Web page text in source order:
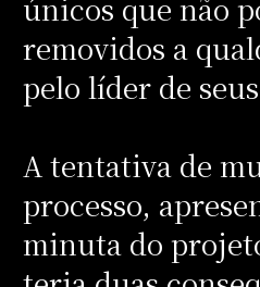
únicos que não
removidos a
pelo líder de
A tentativa de
processo,
minuta do